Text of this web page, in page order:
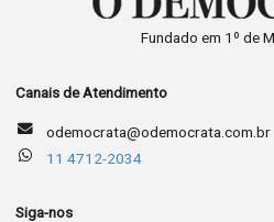
Fundado em 1º de
Canais de Atendimento
odemocrata@odemocrata.com.br
11 4712-2034
Siga-nos